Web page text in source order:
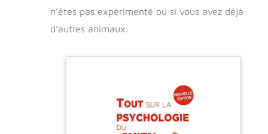
n’êtes pas expérimenté ou si vous avez déjà
d’autres animaux.